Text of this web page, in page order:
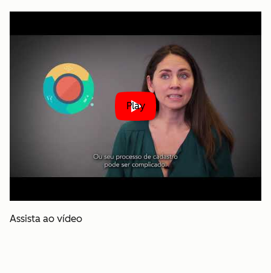
Play
Assista ao vídeo